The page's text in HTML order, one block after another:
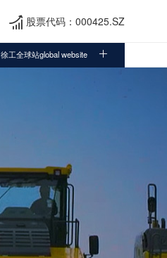
 股票代码：000425.SZ
徐工全球站global website 